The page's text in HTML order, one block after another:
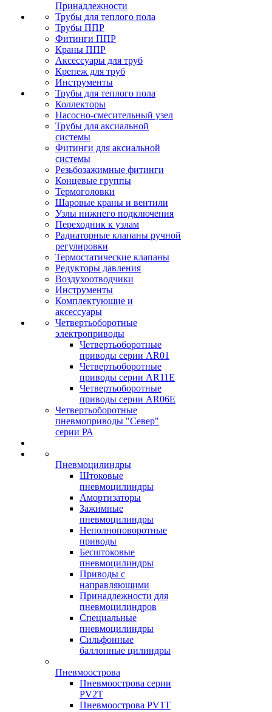
Принадлежности
Трубы для теплого пола
Трубы ППР
Фитинги ППР
Краны ППР
Аксессуары для труб
Крепеж для труб
Инструменты
Трубы для теплого пола
Коллекторы
Насосно-смесительный узел
Трубы для аксиальной
системы
Фитинги для аксиальной
системы
Резьбозажимные фитинги
Концевые группы
Термоголовки
Шаровые краны и вентили
Узлы нижнего подключения
Переходник к узлам
Радиаторные клапаны ручной
регулировки
Термостатические клапаны
Редукторы давления
Воздухоотводчики
Инструменты
Комплектующие и
аксессуары
Четвертьоборотные
электроприводы
Четвертьоборотные
приводы серии AR01
Четвертьоборотные
приводы серии AR11E
Четвертьоборотные
приводы серии AR06E
Четвертьоборотные
пневмоприводы "Север"
серии РА
Пневмоцилиндры
Штоковые
пневмоцилиндры
Амортизаторы
Зажимные
пневмоцилиндры
Неполноповоротные
приводы
Бесштоковые
пневмоцилиндры
Приводы с
направляющими
Принадлежности для
пневмоцилиндров
Специальные
пневмоцилиндры
Сильфонные
баллонные цилиндры
Пневмоострова
Пневмоострова серии
PV2T
Пневмоострова PV1T